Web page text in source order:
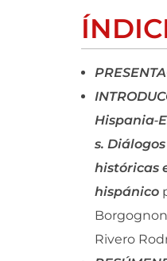
s.
históricas
hispánico
Rivero